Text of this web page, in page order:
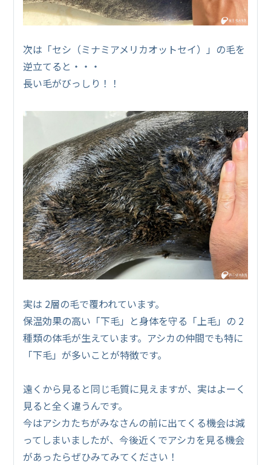
次は「セシ（ミナミアメリカオットセイ）」の毛を
逆立てると・・・
長い毛がびっしり！！
実は 2層の毛で覆われています。
保温効果の高い「下毛」と身体を守る「上毛」の 2
種類の体毛が生えています。アシカの仲間でも特に
「下毛」が多いことが特徴です。
遠くから見ると同じ毛質に見えますが、実はよーく
見ると全く違うんです。
今はアシカたちがみなさんの前に出てくる機会は減
ってしまいましたが、今後近くでアシカを見る機会
があったらぜひみてみてください！